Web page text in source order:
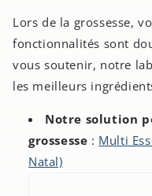
Lors de la grossesse,
fonctionnalités sont
vous soutenir, notre
les meilleurs
Notre solution
grossesse : Multi
Natal)